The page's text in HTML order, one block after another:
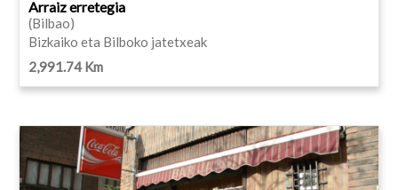
Arraiz erretegia
(Bilbao)
Bizkaiko eta Bilboko jatetxeak
2,991.74 Km